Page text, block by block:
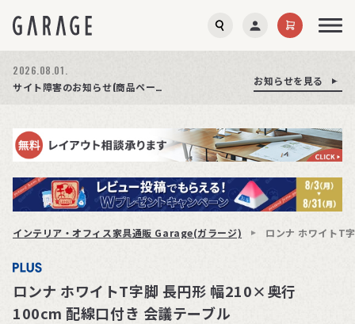
お知らせを見る
商品ページ障害復旧のお知らせ お知らせを見る
2026.08.01.
サイト障害のお知らせ(商品ページが正常に表示されない事象発生)
お知らせを見る
インテリア・オフィス家具通販 Garage(ガラージ) ロンナ ホワイトT
ロンナ ホワイトT字脚 長円形 幅210×奥行
100cm 配線口付き 会議テーブル